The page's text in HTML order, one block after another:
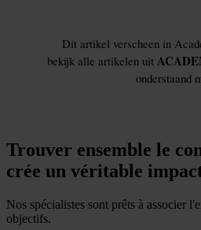
Trouver ensemble le
crée un véritable
Nos spécialistes sont prêts à associer
objectifs.